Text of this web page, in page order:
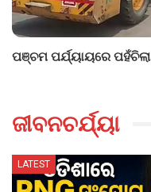
ପଞ୍ଚମ ପର୍ଯ୍ୟାୟରେ
ଜୀବନଚର୍ଯ୍ୟା
LATEST